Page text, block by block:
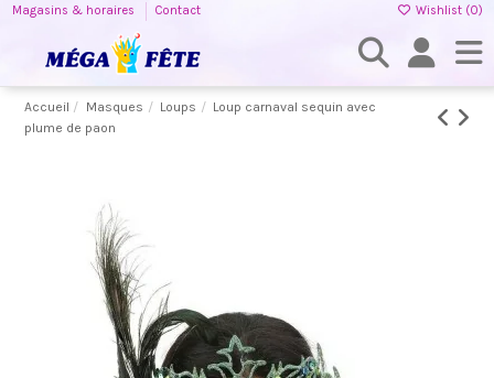
Magasins & horaires Contact Wishlist (0)
Accueil Masques Loups
Loup carnaval sequin avec
plume de paon